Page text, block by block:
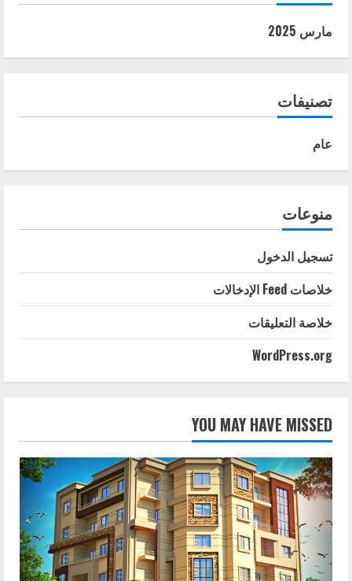
مارس 2025
تصنيفات
عام
منوعات
تسجيل الدخول
خلاصات Feed الإدخالات
خلاصة التعليقات
WordPress.org
YOU MAY HAVE MISSED